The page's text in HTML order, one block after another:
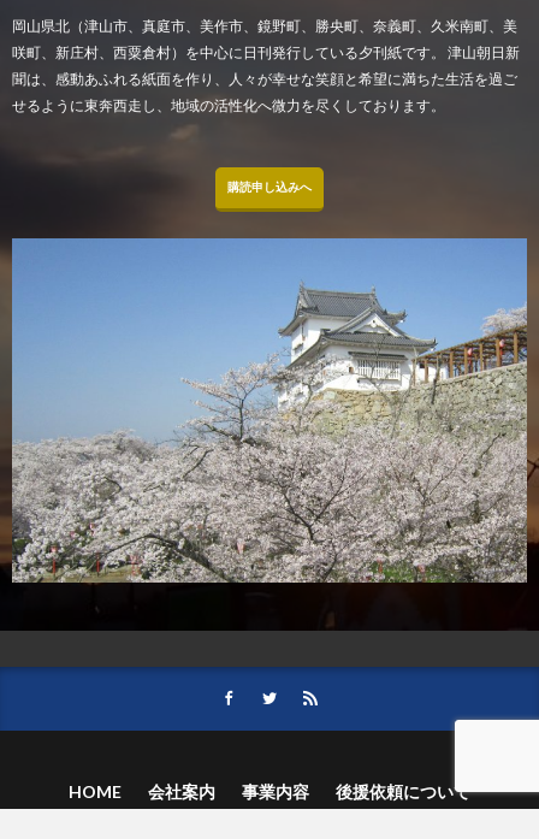
岡山県北（津山市、真庭市、美作市、鏡野町、勝央町、奈義町、久米南町、美
咲町、新庄村、西粟倉村）を中心に日刊発行している夕刊紙です。 津山朝日新
聞は、感動あふれる紙面を作り、人々が幸せな笑顔と希望に満ちた生活を過ご
せるように東奔西走し、地域の活性化へ微力を尽くしております。
購読申し込みへ
HOME 会社案内 事業内容
後援依頼について